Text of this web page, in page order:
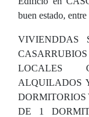
buen estado,
VIVIENDDAS
LOCALES
ALQUILADOS
DORMITORIOS
DE 1